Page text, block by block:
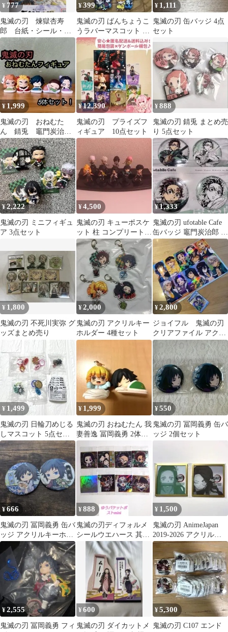
¥ 777
鬼滅の刃 煉獄杏寿
郎 台紙・シール・キ
ーホルダーセット
¥399
鬼滅の刃 ばんちょうこ
うラバーマスコット 4
個セット
¥ 1,111
鬼滅の刃 缶バッジ 4点
セット
¥ 1,999
鬼滅の刃 おねむた
ん 錆兎 竈門炭治
郎 煉獄杏寿郎 冨岡義
勇 胡蝶しのぶ セッ
ト
¥12,390
鬼滅の刃 プライズフ
ィギュア 10点セット
¥888
鬼滅の刃 錆兎 まとめ売
り 5点セット
¥2,222
鬼滅の刃 ミニフィギュ
ア 3点セット
¥4,500
鬼滅の刃 キューポスケ
ット 柱 コンプリートセ
ット
¥1,333
鬼滅の刃 ufotable Cafe
缶バッジ 竈門炭治郎 2
種セット
¥ 1,800
鬼滅の刃 不死川実弥 グ
ッズまとめ売り
¥2,000
鬼滅の刃 アクリルキー
ホルダー 4種セット
¥2,800
ジョイフル 鬼滅の刃
クリアファイル アクリ
ルキーホルダー セッ
ト シークレット
¥ 1,499
鬼滅の刃 日輪刀めじる
しマスコット 5点セッ
ト
¥ 1,999
鬼滅の刃 おねむたん 我
妻善逸 冨岡義勇 2体セ
ット
¥550
鬼滅の刃 冨岡義勇 缶バ
ッジ 2個セット
¥666
鬼滅の刃 冨岡義勇 缶バ
ッジ アクリルキーホル
ダー 3点セット
¥888
鬼滅の刃ディフォルメ
シールウエハース 其ノ
十五 8枚セット
¥ 1,500
鬼滅の刃 AnimeJapan
2019-2026 アクリル色
紙 禰豆子 セット
¥2,555
鬼滅の刃 冨岡義勇 フィ
¥600
鬼滅の刃 ダイカットメ
¥5,300
鬼滅の刃 C107 エンド